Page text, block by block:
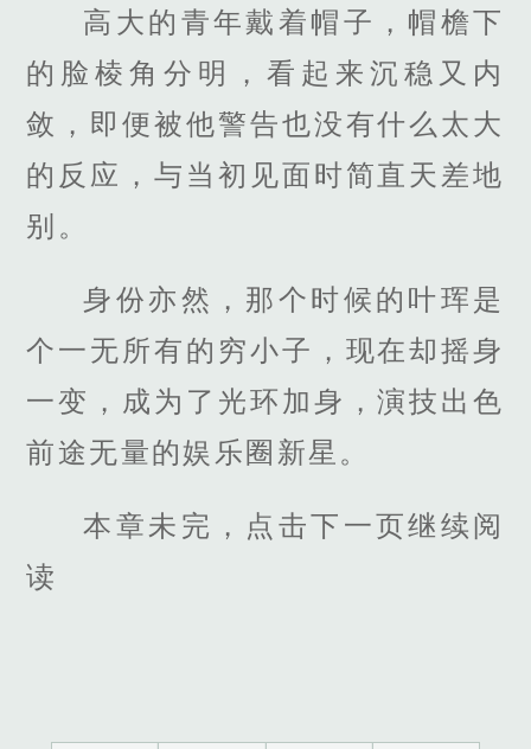
高大的青年戴着帽子，帽檐下
的脸棱角分明，看起来沉稳又内
敛，即便被他警告也没有什么太大
的反应，与当初见面时简直天差地
别。
身份亦然，那个时候的叶珲是
个一无所有的穷小子，现在却摇身
一变，成为了光环加身，演技出色
前途无量的娱乐圈新星。
本章未完，点击下一页继续阅
读